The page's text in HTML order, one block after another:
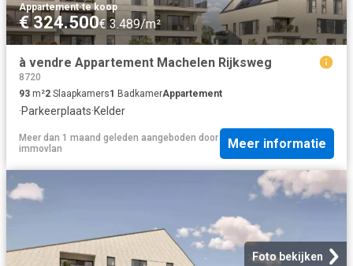
Appartement·te koop
€ 324.500€ 3.489/m²
à vendre Appartement Machelen Rijksweg
8720
93 m²2 Slaapkamers1 BadkamerAppartement
·Parkeerplaats·Kelder
Meer dan 1 maand geleden aangeboden door
immovlan
Meer informatie
Foto bekijken